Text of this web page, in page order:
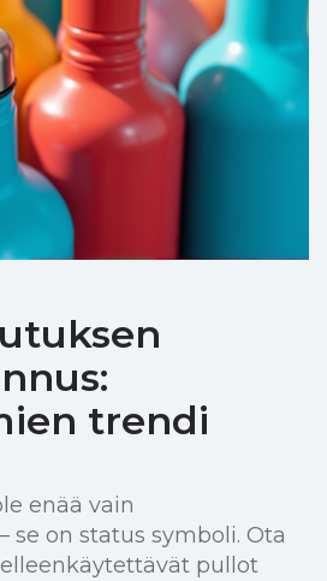
trendi
enää vain
on status symboli. Ota
pullot